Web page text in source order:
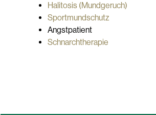
Halitosis (Mundgeruch)
Sportmundschutz
Angstpatient
Schnarchtherapie